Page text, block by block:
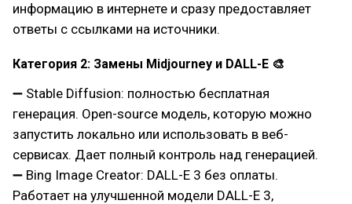
информацию в интернете и сразу предоставляет
ответы с ссылками на источники.
Категория 2: Замены Midjourney и DALL-E 🎨
➖ Stable Diffusion: полностью бесплатная
генерация. Open-source модель, которую можно
запустить локально или использовать в веб-
сервисах. Дает полный контроль над генерацией.
➖ Bing Image Creator: DALL-E 3 без оплаты.
Работает на улучшенной модели DALL-E 3,